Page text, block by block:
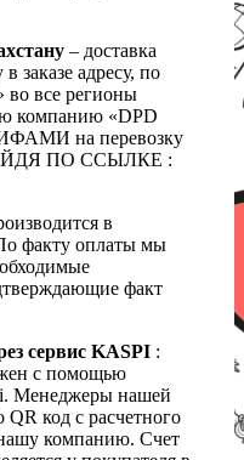
– доставка
заказе адресу, по
во все регионы
компанию «DPD
на перевозку
ПО ССЫЛКЕ :
в
факту оплаты мы
факт
сервис KASPI :
с помощью
Менеджеры нашей
код с расчетного
компанию. Счет